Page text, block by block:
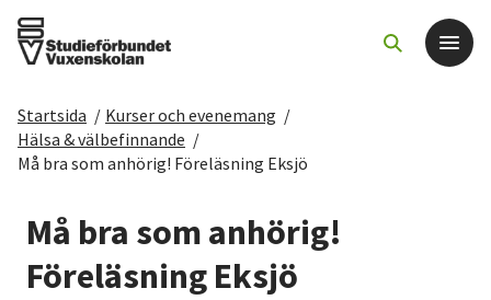
Det här gör vi
Sök kurser och evenemang
Startsida / Kurser och evenemang /
Hälsa & välbefinnande /
Må bra som anhörig! Föreläsning Eksjö
Må bra som anhörig!
Föreläsning Eksjö